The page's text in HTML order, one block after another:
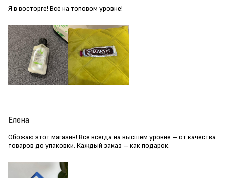
Я в восторге! Всё на топовом уровне!
Елена
Обожаю этот магазин! Все всегда на высшем уровне – от качества
товаров до упаковки. Каждый заказ – как подарок.